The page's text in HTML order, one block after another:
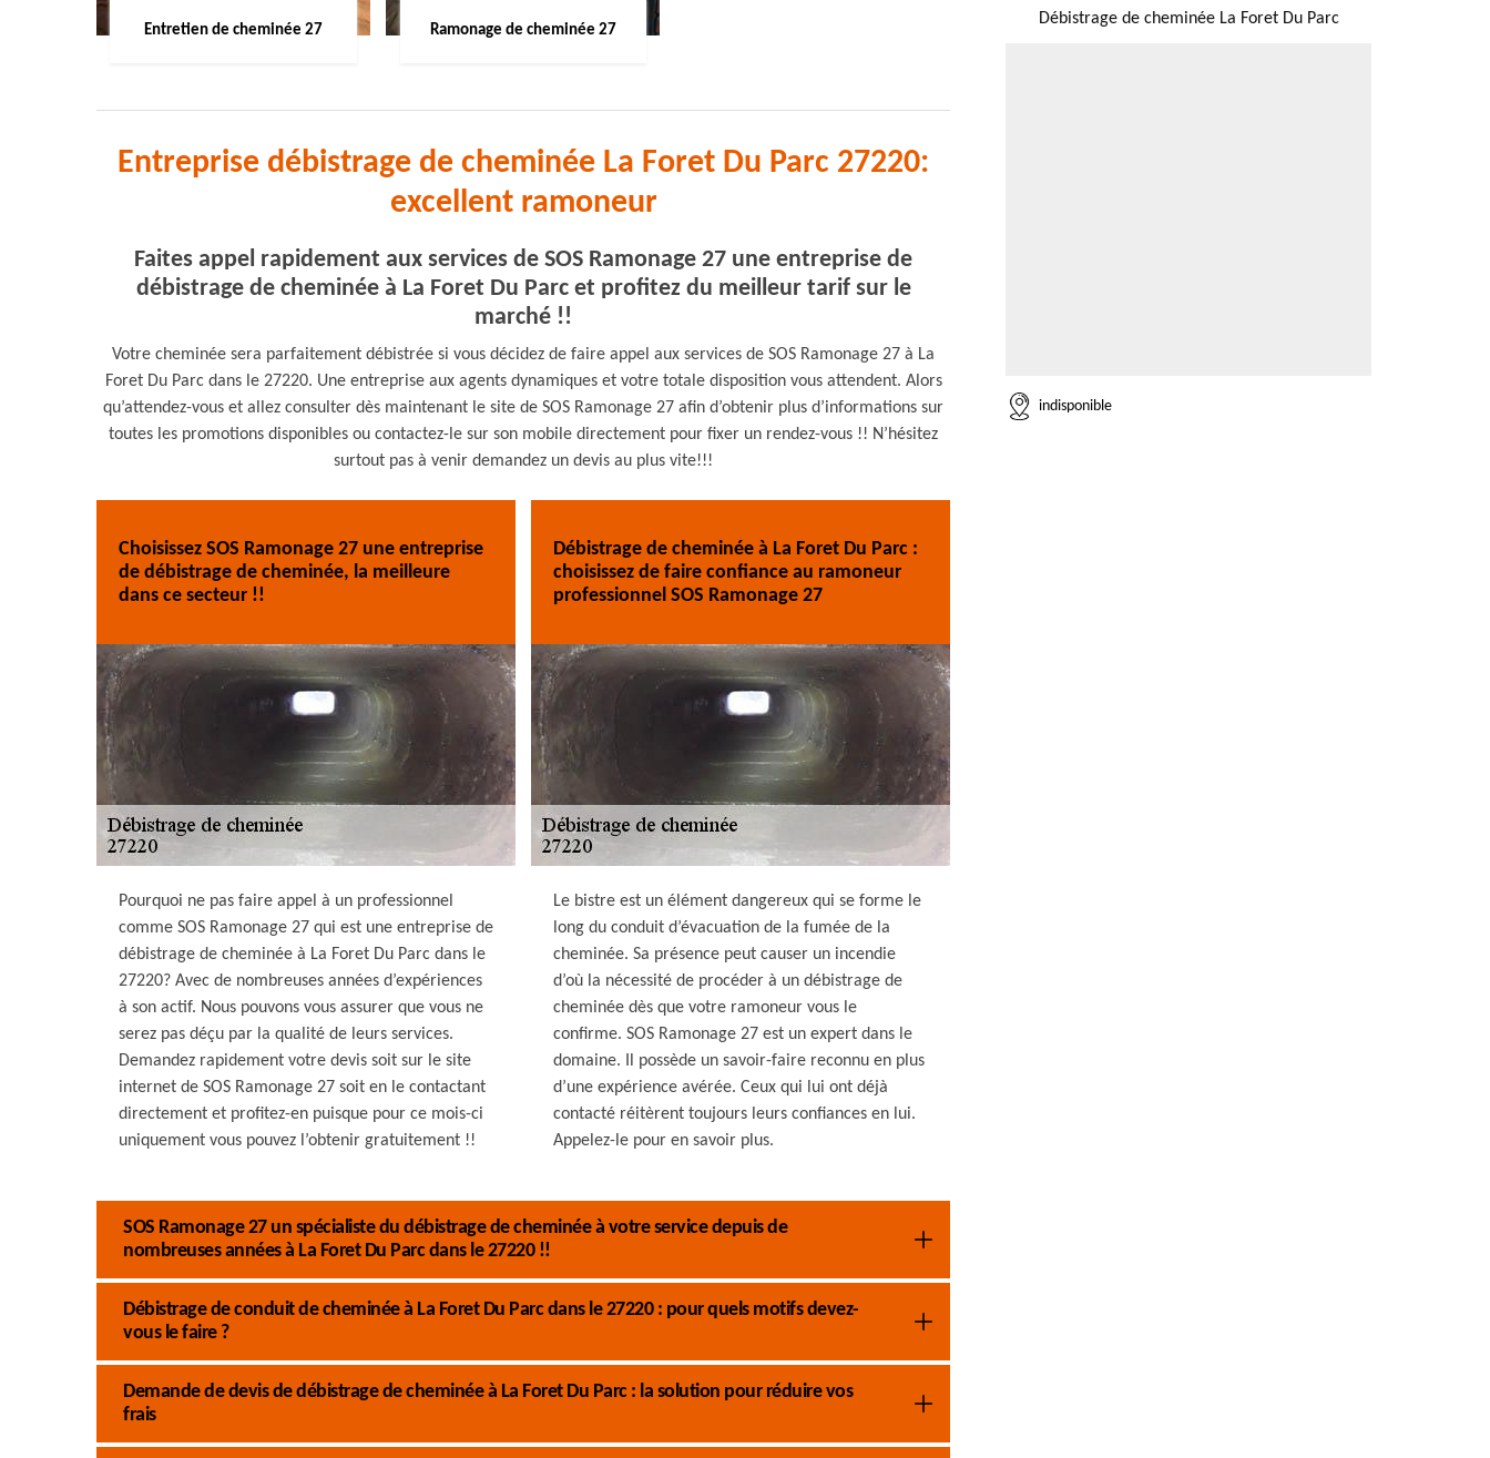
Entretien de cheminée 27 Ramonage de cheminée 27
Entreprise débistrage de cheminée La Foret Du Parc 27220:
excellent ramoneur
Faites appel rapidement aux services de SOS Ramonage 27 une entreprise de
débistrage de cheminée à La Foret Du Parc et profitez du meilleur tarif sur le
marché !!
Votre cheminée sera parfaitement débistrée si vous décidez de faire appel aux services de SOS Ramonage 27 à La
Foret Du Parc dans le 27220. Une entreprise aux agents dynamiques et votre totale disposition vous attendent. Alors
qu’attendez-vous et allez consulter dès maintenant le site de SOS Ramonage 27 afin d’obtenir plus d’informations sur
toutes les promotions disponibles ou contactez-le sur son mobile directement pour fixer un rendez-vous !! N’hésitez
surtout pas à venir demandez un devis au plus vite!!!
Choisissez SOS Ramonage 27 une entreprise
de débistrage de cheminée, la meilleure
dans ce secteur !!
Pourquoi ne pas faire appel à un professionnel
comme SOS Ramonage 27 qui est une entreprise de
débistrage de cheminée à La Foret Du Parc dans le
27220? Avec de nombreuses années d’expériences
à son actif. Nous pouvons vous assurer que vous ne
serez pas déçu par la qualité de leurs services.
Demandez rapidement votre devis soit sur le site
internet de SOS Ramonage 27 soit en le contactant
directement et profitez-en puisque pour ce mois-ci
uniquement vous pouvez l’obtenir gratuitement !!
Débistrage de cheminée à La Foret Du Parc :
choisissez de faire confiance au ramoneur
professionnel SOS Ramonage 27
Le bistre est un élément dangereux qui se forme le
long du conduit d’évacuation de la fumée de la
cheminée. Sa présence peut causer un incendie
d’où la nécessité de procéder à un débistrage de
cheminée dès que votre ramoneur vous le
confirme. SOS Ramonage 27 est un expert dans le
domaine. Il possède un savoir-faire reconnu en plus
d’une expérience avérée. Ceux qui lui ont déjà
contacté réitèrent toujours leurs confiances en lui.
Appelez-le pour en savoir plus.
SOS Ramonage 27 un spécialiste du débistrage de cheminée à votre service depuis de
nombreuses années à La Foret Du Parc dans le 27220 !!
Débistrage de conduit de cheminée à La Foret Du Parc dans le 27220 : pour quels motifs devez-
vous le faire ?
Demande de devis de débistrage de cheminée à La Foret Du Parc : la solution pour réduire vos
frais
Débistrage de cheminée La Foret Du Parc
indisponible